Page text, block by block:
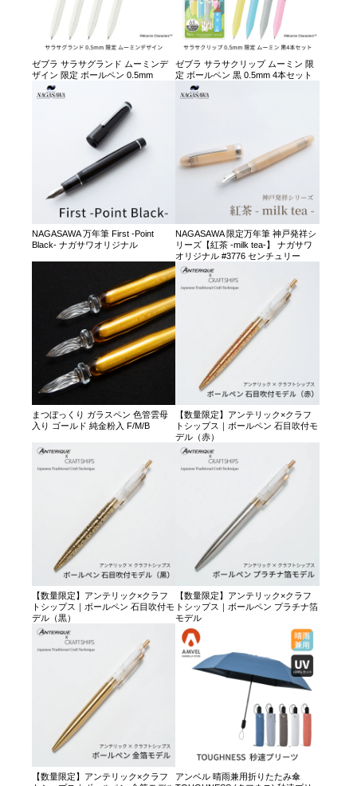
ゼブラ サラサグランド ムーミンデ
ザイン 限定 ボールペン 0.5mm
ゼブラ サラサクリップ ムーミン 限
定 ボールペン 黒 0.5mm 4本セット
NAGASAWA 万年筆 First -Point
Black- ナガサワオリジナル
NAGASAWA 限定万年筆 神戸発祥シ
リーズ【紅茶 -milk tea-】 ナガサワ
オリジナル #3776 センチュリー
まつぼっくり ガラスペン 色管雲母
入り ゴールド 純金粉入 F/M/B
【数量限定】アンテリック×クラフ
トシップス｜ボールペン 石目吹付モ
デル（赤）
【数量限定】アンテリック×クラフ
トシップス｜ボールペン 石目吹付モ
デル（黒）
【数量限定】アンテリック×クラフ
トシップス｜ボールペン プラチナ箔
モデル
【数量限定】アンテリック×クラフ
アンベル 晴雨兼用折りたたみ傘